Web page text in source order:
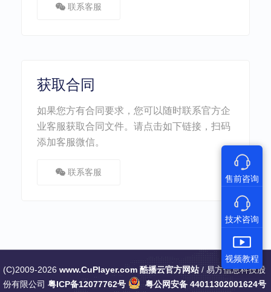
联系客服
获取合同
如果您方有合同要求，您可以随时联系官方企
业客服获取合同文件。请点击如下链接，扫码
添加客服微信。
联系客服
(C)2009-2026 www.CuPlayer.com 酷播云官方网站/ 易方信息科技股
份有限公司 粤ICP备12077762号 粤公网安备 44011302001624号
售前咨询
技术咨询
视频教程